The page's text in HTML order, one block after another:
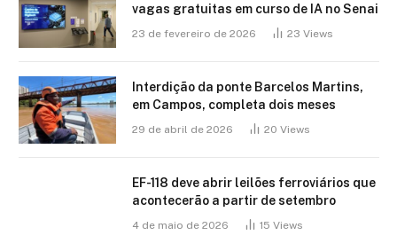
vagas gratuitas em curso de IA no Senai
23 de fevereiro de 2026 23 Views
Interdição da ponte Barcelos Martins,
em Campos, completa dois meses
29 de abril de 2026 20 Views
EF-118 deve abrir leilões ferroviários que
acontecerão a partir de setembro
4 de maio de 2026 15 Views